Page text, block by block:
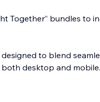
Together” bundles to
to blend
desktop and mobile.